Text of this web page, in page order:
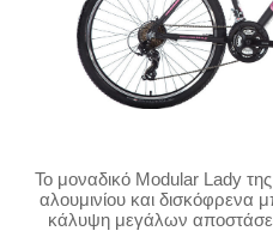
Το μοναδικό Modular Lady
αλουμινίου και δισκόφρενα
κάλυψη μεγάλων